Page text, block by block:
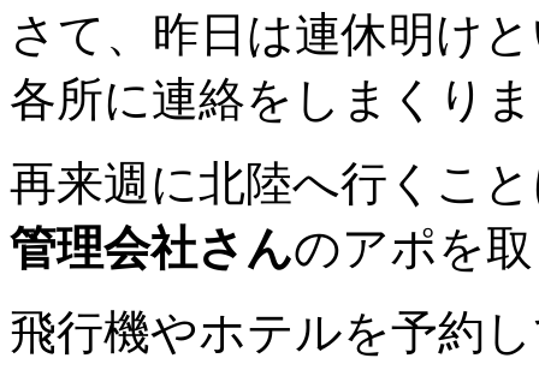
さて、昨日は連休明け
各所に連絡をしまくり
再来週に北陸へ行くこ
管理会社さんのアポを
飛行機やホテルを予約